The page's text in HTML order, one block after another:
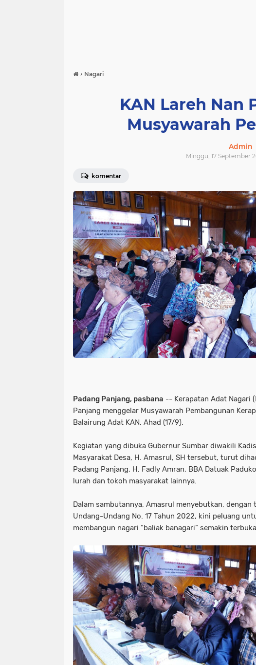
› Nagari
KAN Lareh Nan
Musyawarah
Admin
Minggu, 17 September
komentar
Padang Panjang, pasbana -- Kerapatan Adat Nagari
Panjang menggelar Musyawarah Pembangunan
Balairung Adat KAN, Ahad (17/9).
Kegiatan yang dibuka Gubernur Sumbar diwakili
Masyarakat Desa, H. Amasrul, SH tersebut, turut
Padang Panjang, H. Fadly Amran, BBA Datuak
lurah dan tokoh masyarakat lainnya.
Dalam sambutannya, Amasrul menyebutkan, dengan
Undang-Undang No. 17 Tahun 2022, kini peluang
membangun nagari “baliak banagari” semakin